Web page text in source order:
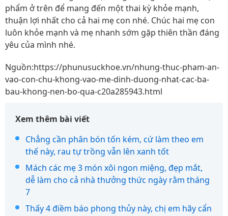
phẩm ở trên để mang đến một thai kỳ khỏe mạnh,
thuận lợi nhất cho cả hai mẹ con nhé. Chúc hai mẹ con
luôn khỏe mạnh và mẹ nhanh sớm gặp thiên thần đáng
yêu của mình nhé.
Nguồn:https://phunusuckhoe.vn/nhung-thuc-pham-an-
vao-con-chu-khong-vao-me-dinh-duong-nhat-cac-ba-
bau-khong-nen-bo-qua-c20a285943.html
Xem thêm bài viết
Chẳng cần phân bón tốn kém, cứ làm theo em
thế này, rau tự trồng vẫn lên xanh tốt
Mách các mẹ 3 món xôi ngon miệng, đẹp mắt,
dễ làm cho cả nhà thưởng thức ngày rằm tháng
7
Thấy 4 điềm báo phong thủy này, chị em hãy cẩn